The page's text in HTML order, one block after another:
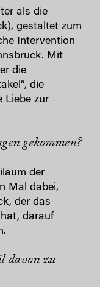
als die
gestaltet zum
Intervention
Mit
die
die
Liebe zur
gekommen?
der
Mal dabei,
der das
darauf
davon zu